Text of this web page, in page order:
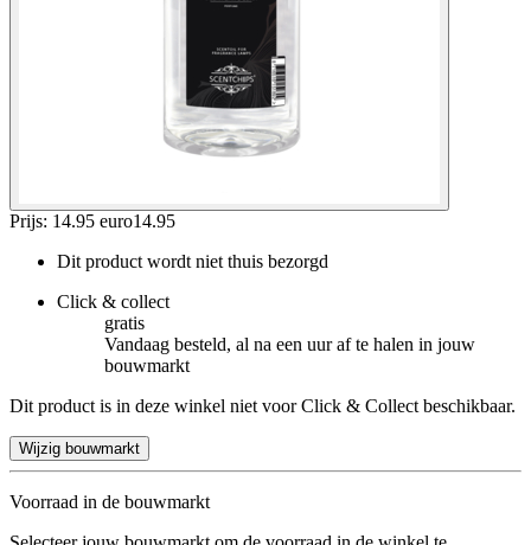
Prijs: 14.95 euro14.95
Dit product wordt niet thuis bezorgd
Click & collect
gratis
Vandaag besteld, al na een uur af te halen in jouw
bouwmarkt
Dit product is in deze winkel niet voor Click & Collect beschikbaar.
Wijzig bouwmarkt
Voorraad in de bouwmarkt